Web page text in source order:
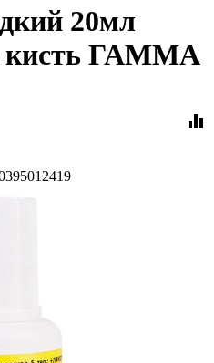
20мл
кисть ГАММА
equalizer